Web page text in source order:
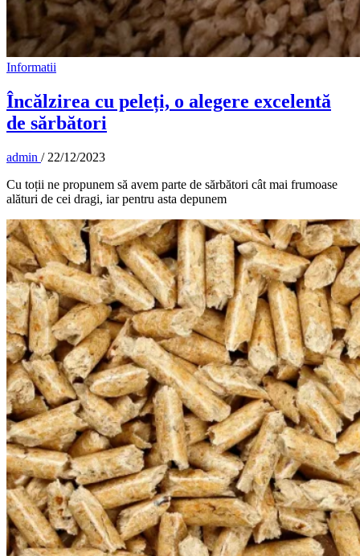
Informatii
Încălzirea cu peleți, o alegere excelentă
de sărbători
admin / 22/12/2023
Cu toții ne propunem să avem parte de sărbători cât mai frumoase
alături de cei dragi, iar pentru asta depunem